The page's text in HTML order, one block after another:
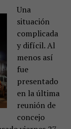
Una
situación
complicada
y difícil. Al
menos así
fue
presentado
en la última
reunión de
concejo